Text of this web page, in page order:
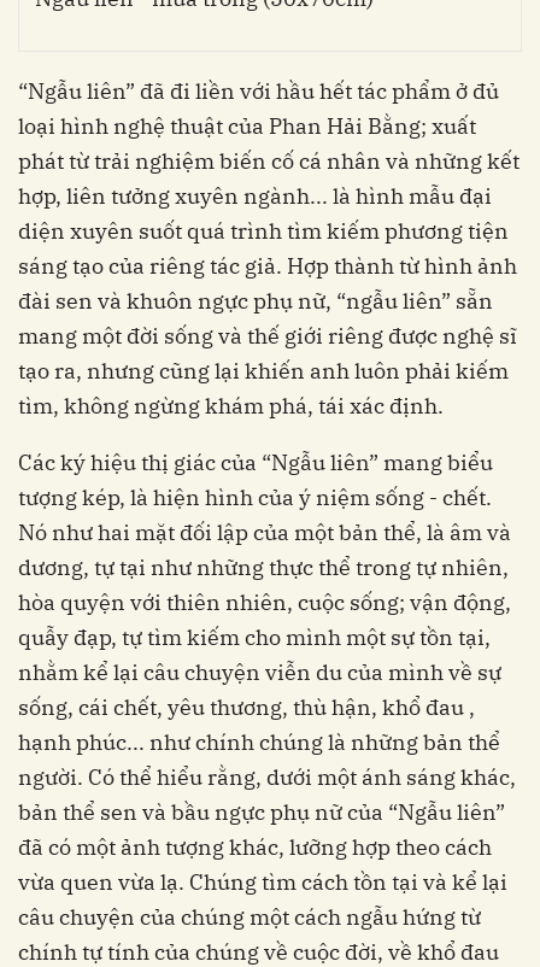
“Ngẫu liên” đã đi liền với hầu hết tác phẩm ở đủ
loại hình nghệ thuật của Phan Hải Bằng; xuất
phát từ trải nghiệm biến cố cá nhân và những kết
hợp, liên tưởng xuyên ngành... là hình mẫu đại
diện xuyên suốt quá trình tìm kiếm phương tiện
sáng tạo của riêng tác giả. Hợp thành từ hình ảnh
đài sen và khuôn ngực phụ nữ, “ngẫu liên” sẵn
mang một đời sống và thế giới riêng được nghệ sĩ
tạo ra, nhưng cũng lại khiến anh luôn phải kiếm
tìm, không ngừng khám phá, tái xác định.
Các ký hiệu thị giác của “Ngẫu liên” mang biểu
tượng kép, là hiện hình của ý niệm sống - chết.
Nó như hai mặt đối lập của một bản thể, là âm và
dương, tự tại như những thực thể trong tự nhiên,
hòa quyện với thiên nhiên, cuộc sống; vận động,
quẫy đạp, tự tìm kiếm cho mình một sự tồn tại,
nhằm kể lại câu chuyện viễn du của mình về sự
sống, cái chết, yêu thương, thù hận, khổ đau ,
hạnh phúc... như chính chúng là những bản thể
người. Có thể hiểu rằng, dưới một ánh sáng khác,
bản thể sen và bầu ngực phụ nữ của “Ngẫu liên”
đã có một ảnh tượng khác, lưỡng hợp theo cách
vừa quen vừa lạ. Chúng tìm cách tồn tại và kể lại
câu chuyện của chúng một cách ngẫu hứng từ
chính tự tính của chúng về cuộc đời, về khổ đau